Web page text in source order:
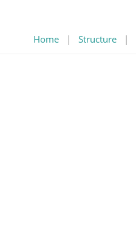
Home | Structure |